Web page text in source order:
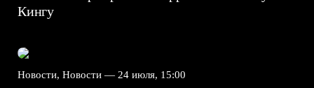
Кингу
Новости, Новости — 24 июля, 15:00